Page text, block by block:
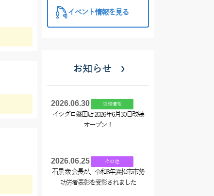
イベント情報を見る
お知らせ
2026.06.30 店舗情報
イシグロ磐田店 2026年6月30日改装
オープン！
2026.06.25 その他
石黒 衆 会長が、令和8年浜松市市勢
功労者表彰を受彰されました